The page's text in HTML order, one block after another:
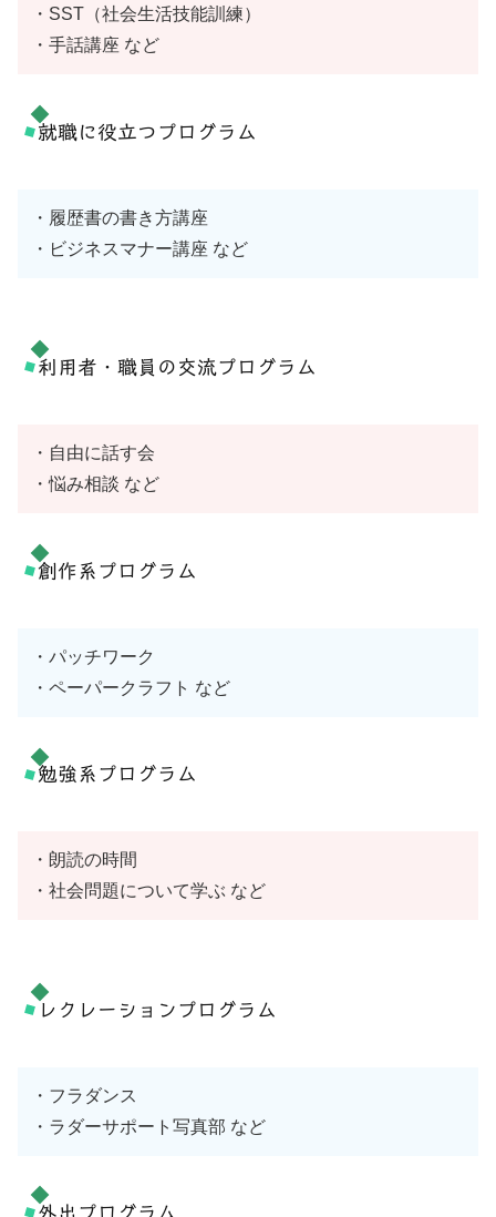
・SST（社会生活技能訓練）
・手話講座 など
就職に役立つプログラム
・履歴書の書き方講座
・ビジネスマナー講座 など
利用者・職員の交流プログラム
・自由に話す会
・悩み相談 など
創作系プログラム
・パッチワーク
・ペーパークラフト など
勉強系プログラム
・朗読の時間
・社会問題について学ぶ など
レクレーションプログラム
・フラダンス
・ラダーサポート写真部 など
外出プログラム